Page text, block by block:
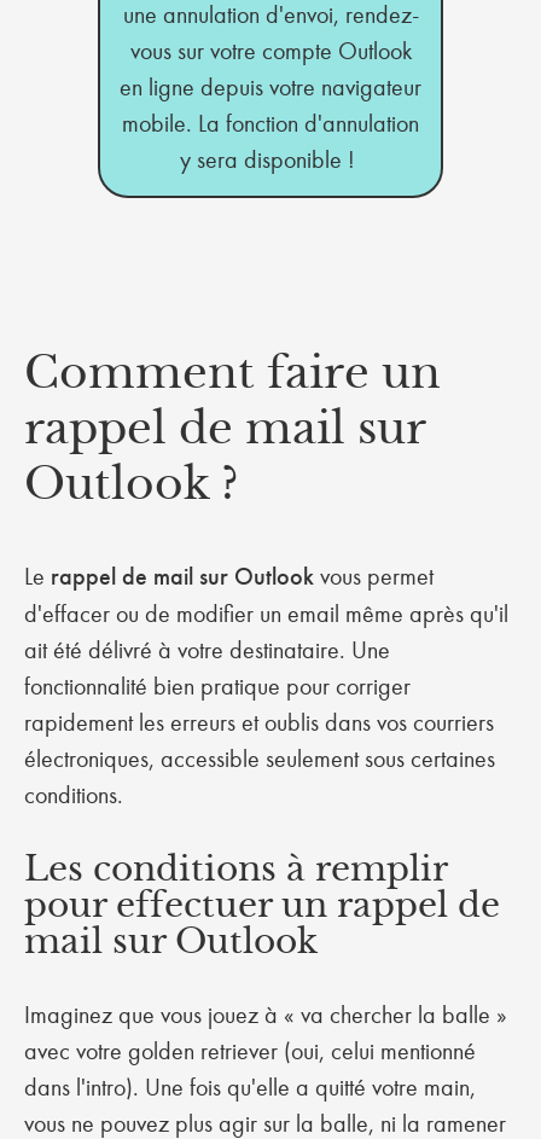
une annulation d'envoi, rendez-
vous sur votre compte Outlook
en ligne depuis votre navigateur
mobile. La fonction d'annulation
y sera disponible !
Comment faire un
rappel de mail sur
Outlook ?
Le rappel de mail sur Outlook vous permet
d'effacer ou de modifier un email même après qu'il
ait été délivré à votre destinataire. Une
fonctionnalité bien pratique pour corriger
rapidement les erreurs et oublis dans vos courriers
électroniques, accessible seulement sous certaines
conditions.
Les conditions à remplir
pour effectuer un rappel de
mail sur Outlook
Imaginez que vous jouez à « va chercher la balle »
avec votre golden retriever (oui, celui mentionné
dans l'intro). Une fois qu'elle a quitté votre main,
vous ne pouvez plus agir sur la balle, ni la ramener